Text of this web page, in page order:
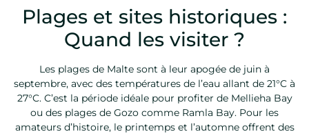
Plages et sites historiques :
Quand les visiter ?
Les plages de Malte sont à leur apogée de juin à
septembre, avec des températures de l’eau allant de 21°C à
27°C. C’est la période idéale pour profiter de Mellieha Bay
ou des plages de Gozo comme Ramla Bay. Pour les
amateurs d’histoire, le printemps et l’automne offrent des